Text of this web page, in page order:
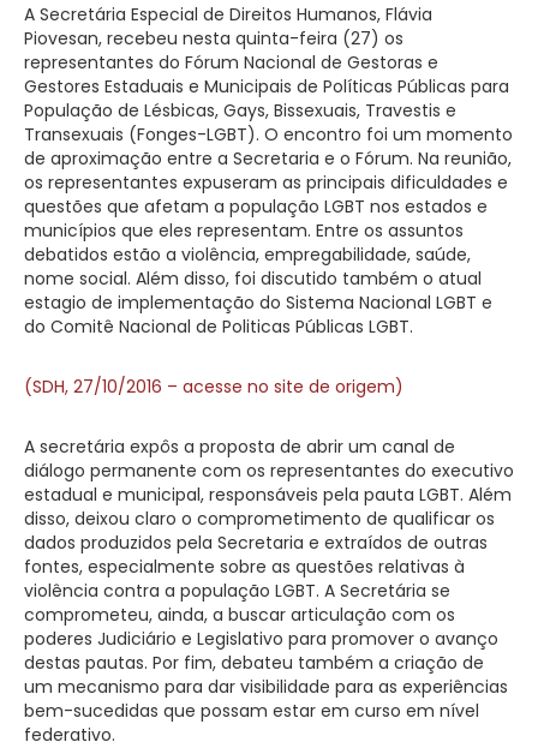
A Secretária Especial de Direitos Humanos, Flávia
Piovesan, recebeu nesta quinta-feira (27) os
representantes do Fórum Nacional de Gestoras e
Gestores Estaduais e Municipais de Políticas Públicas para
População de Lésbicas, Gays, Bissexuais, Travestis e
Transexuais (Fonges-LGBT). O encontro foi um momento
de aproximação entre a Secretaria e o Fórum. Na reunião,
os representantes expuseram as principais dificuldades e
questões que afetam a população LGBT nos estados e
municípios que eles representam. Entre os assuntos
debatidos estão a violência, empregabilidade, saúde,
nome social. Além disso, foi discutido também o atual
estagio de implementação do Sistema Nacional LGBT e
do Comitê Nacional de Politicas Públicas LGBT.
(SDH, 27/10/2016 – acesse no site de origem)
A secretária expôs a proposta de abrir um canal de
diálogo permanente com os representantes do executivo
estadual e municipal, responsáveis pela pauta LGBT. Além
disso, deixou claro o comprometimento de qualificar os
dados produzidos pela Secretaria e extraídos de outras
fontes, especialmente sobre as questões relativas à
violência contra a população LGBT. A Secretária se
comprometeu, ainda, a buscar articulação com os
poderes Judiciário e Legislativo para promover o avanço
destas pautas. Por fim, debateu também a criação de
um mecanismo para dar visibilidade para as experiências
bem-sucedidas que possam estar em curso em nível
federativo.